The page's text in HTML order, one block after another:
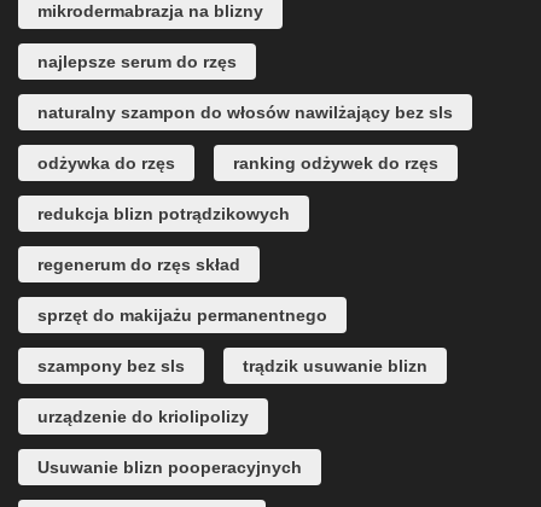
mikrodermabrazja na blizny
najlepsze serum do rzęs
naturalny szampon do włosów nawilżający bez sls
odżywka do rzęs ranking odżywek do rzęs
redukcja blizn potrądzikowych
regenerum do rzęs skład
sprzęt do makijażu permanentnego
szampony bez sls trądzik usuwanie blizn
urządzenie do kriolipolizy
Usuwanie blizn pooperacyjnych